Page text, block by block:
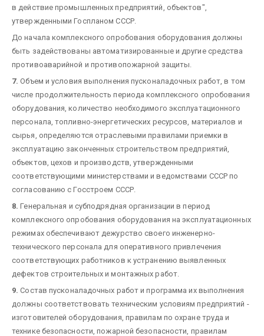
в действие промышленных предприятий, объектов",
утвержденными Госпланом СССР.
До начала комплексного опробования оборудования должны
быть задействованы автоматизированные и другие средства
противоаварийной и противопожарной защиты.
7.Объем и условия выполнения пусконаладочных работ, в том
числе продолжительность периода комплексного опробования
оборудования, количество необходимого эксплуатационного
персонала, топливно-энергетических ресурсов, материалов и
сырья, определяются отраслевыми правилами приемки в
эксплуатацию законченных строительством предприятий,
объектов, цехов и производств, утвержденными
соответствующими министерствами и ведомствами СССР по
согласованию с Госстроем СССР.
8.Генеральная и субподрядная организации в период
комплексного опробования оборудования на эксплуатационных
режимах обеспечивают дежурство своего инженерно-
технического персонала для оперативного привлечения
соответствующих работников к устранению выявленных
дефектов строительных и монтажных работ.
9. Состав пусконаладочных работ и программа их выполнения
должны соответствовать техническим условиям предприятий -
изготовителей оборудования, правилам по охране труда и
технике безопасности, пожарной безопасности, правилам